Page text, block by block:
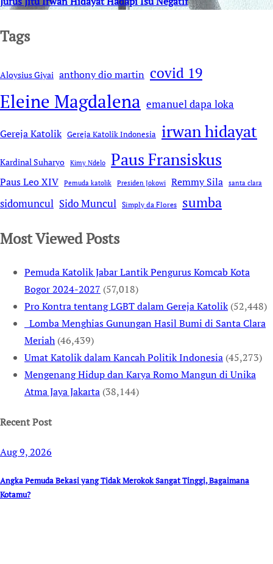
Tags
Aloysius Giyai anthony dio martin covid 19
Eleine Magdalena emanuel dapa loka
Gereja Katolik Gereja Katolik Indonesia irwan hidayat
Kardinal Suharyo Kimy Ndelo Paus Fransiskus
Paus Leo XIV Pemuda katolik Presiden Jokowi Remmy Sila santa clara
sidomuncul Sido Muncul Simply da Flores sumba
Most Viewed Posts
Pemuda Katolik Jabar Lantik Pengurus Komcab Kota
Bogor 2024-2027 (57,018)
Pro Kontra tentang LGBT dalam Gereja Katolik (52,448)
Lomba Menghias Gunungan Hasil Bumi di Santa Clara
Meriah (46,439)
Umat Katolik dalam Kancah Politik Indonesia (45,273)
Mengenang Hidup dan Karya Romo Mangun di Unika
Atma Jaya Jakarta (38,144)
Recent Post
Aug 9, 2026
Angka Pemuda Bekasi yang Tidak Merokok Sangat Tinggi, Bagaimana
Kotamu?